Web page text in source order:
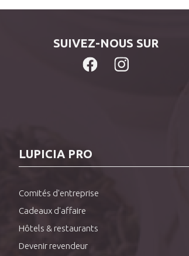
SUIVEZ-NOUS SUR
LUPICIA PRO
Comités d'entreprise
Cadeaux d'affaire
Hôtels & restaurants
Devenir revendeur